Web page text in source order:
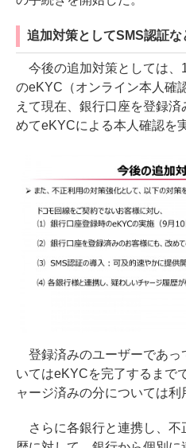
追加対策としてSMS認証な
今後の追加対策としては、
のeKYC（オンライン本人確
えて現在、銀行口座を登録
めてeKYCによる本人確認を
登録済みのユーザーであっ
いてはeKYCを完了するまで
ャージ済みの分については利
さらに各銀行と連携し、不